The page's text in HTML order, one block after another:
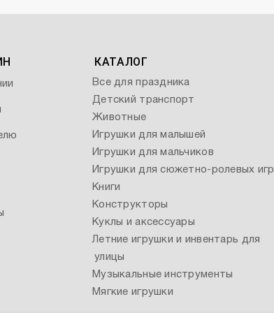
КАТАЛОГ
Все для праздника
Детский транспорт
Животные
Игрушки для малышей
Игрушки для мальчиков
Игрушки для сюжетно-ролевых игр
Книги
Конструкторы
Куклы и аксессуары
Летние игрушки и инвентарь для
улицы
Музыкальные инструменты
Мягкие игрушки